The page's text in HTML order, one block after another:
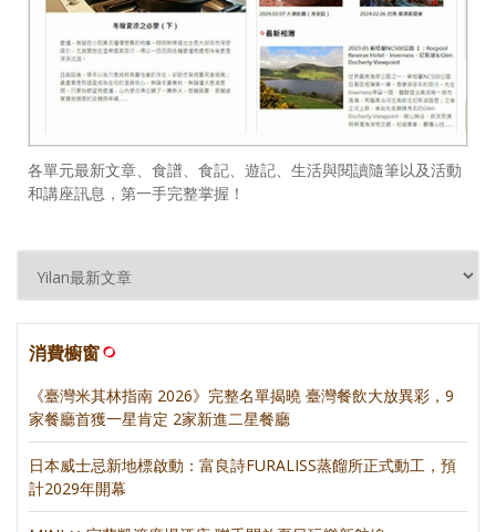
各單元最新文章、食譜、食記、遊記、生活與閱讀隨筆以及活動
和講座訊息，第一手完整掌握！
消費櫥窗
《臺灣米其林指南 2026》完整名單揭曉 臺灣餐飲大放異彩，9
家餐廳首獲一星肯定 2家新進二星餐廳
日本威士忌新地標啟動：富良詩FURALISS蒸餾所正式動工，預
計2029年開幕